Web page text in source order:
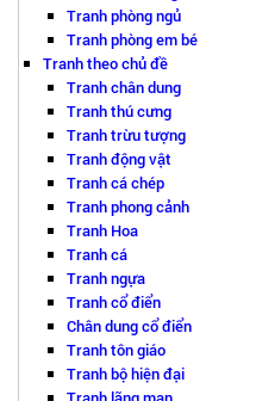
Tranh phòng ngủ
Tranh phòng em bé
Tranh theo chủ đề
Tranh chân dung
Tranh thú cưng
Tranh trừu tượng
Tranh động vật
Tranh cá chép
Tranh phong cảnh
Tranh Hoa
Tranh cá
Tranh ngựa
Tranh cổ điển
Chân dung cổ điển
Tranh tôn giáo
Tranh bộ hiện đại